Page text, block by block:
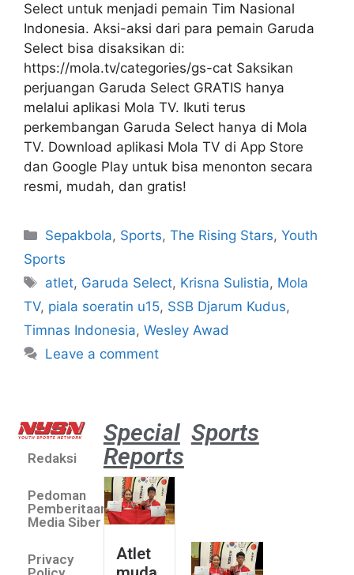
Select untuk menjadi pemain Tim Nasional
Indonesia. Aksi-aksi dari para pemain Garuda
Select bisa disaksikan di:
https://mola.tv/categories/gs-cat Saksikan
perjuangan Garuda Select GRATIS hanya
melalui aplikasi Mola TV. Ikuti terus
perkembangan Garuda Select hanya di Mola
TV. Download aplikasi Mola TV di App Store
dan Google Play untuk bisa menonton secara
resmi, mudah, dan gratis!
Sepakbola, Sports,The Rising Stars,Youth
Sports
atlet, Garuda Select, Krisna Sulistia, Mola
TV, piala soeratin u15, SSB Djarum Kudus,
Timnas Indonesia, Wesley Awad
Leave a comment
Redaksi
Pedoman
Pemberitaan
Media Siber
Privacy
Special
Reports
Atlet
Sports